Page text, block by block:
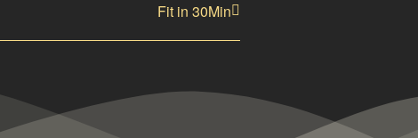
Fit in 30Min